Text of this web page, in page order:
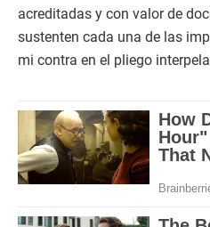
acreditadas y con valor de
sustenten cada una de las
mi contra en el pliego